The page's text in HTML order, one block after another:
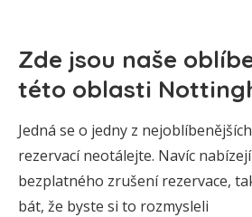
Zde jsou naše
této oblasti
Jedná se o jedny z
rezervací neotálejte. Navíc
bezplatného zrušení rezervace,
bát, že byste si to rozmysleli